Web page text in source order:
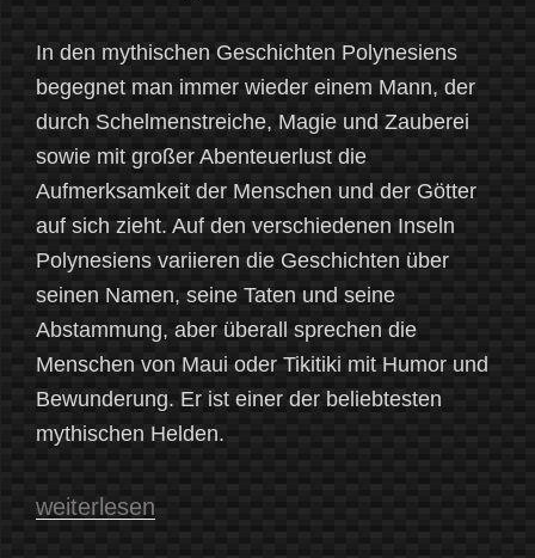
In den mythischen Geschichten Polynesiens
begegnet man immer wieder einem Mann, der
durch Schelmenstreiche, Magie und Zauberei
sowie mit großer Abenteuerlust die
Aufmerksamkeit der Menschen und der Götter
auf sich zieht. Auf den verschiedenen Inseln
Polynesiens variieren die Geschichten über
seinen Namen, seine Taten und seine
Abstammung, aber überall sprechen die
Menschen von Maui oder Tikitiki mit Humor und
Bewunderung. Er ist einer der beliebtesten
mythischen Helden.
„Maui
weiterlesen